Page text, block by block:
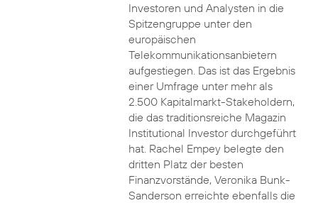
Investoren und Analysten in die
Spitzengruppe unter den
europäischen
Telekommunikationsanbietern
aufgestiegen. Das ist das Ergebnis
einer Umfrage unter mehr als
2.500 Kapitalmarkt-Stakeholdern,
die das traditionsreiche Magazin
Institutional Investor durchgeführt
hat. Rachel Empey belegte den
dritten Platz der besten
Finanzvorstände, Veronika Bunk-
Sanderson erreichte ebenfalls die